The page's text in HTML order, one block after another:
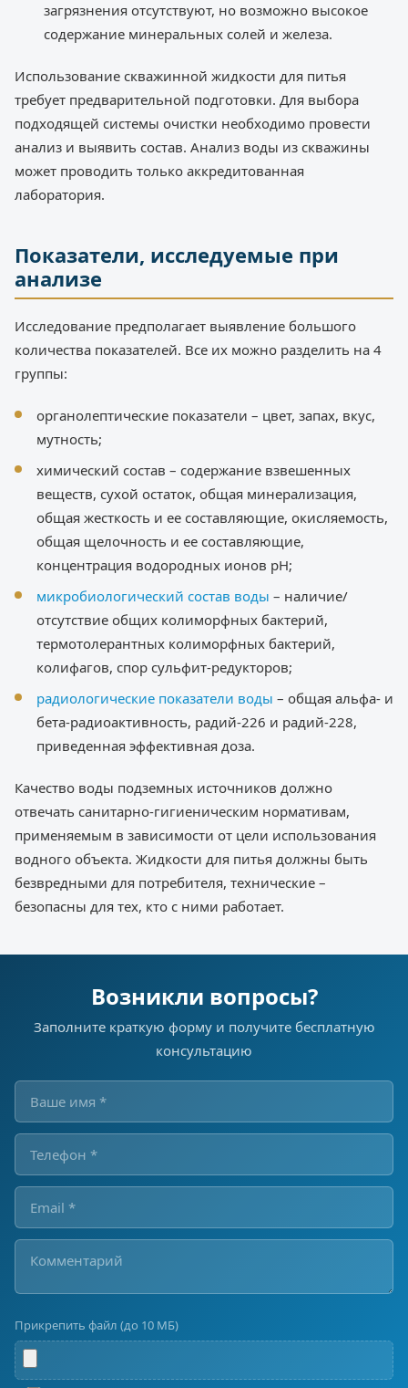
загрязнения отсутствуют, но возможно высокое
содержание минеральных солей и железа.
Использование скважинной жидкости для питья
требует предварительной подготовки. Для выбора
подходящей системы очистки необходимо провести
анализ и выявить состав. Анализ воды из скважины
может проводить только аккредитованная
лаборатория.
Показатели, исследуемые при
анализе
Исследование предполагает выявление большого
количества показателей. Все их можно разделить на 4
группы:
органолептические показатели – цвет, запах, вкус,
мутность;
химический состав – содержание взвешенных
веществ, сухой остаток, общая минерализация,
общая жесткость и ее составляющие, окисляемость,
общая щелочность и ее составляющие,
концентрация водородных ионов pH;
микробиологический состав воды – наличие/
отсутствие общих колиморфных бактерий,
термотолерантных колиморфных бактерий,
колифагов, спор сульфит-редукторов;
радиологические показатели воды – общая альфа- и
бета-радиоактивность, радий-226 и радий-228,
приведенная эффективная доза.
Качество воды подземных источников должно
отвечать санитарно-гигиеническим нормативам,
применяемым в зависимости от цели использования
водного объекта. Жидкости для питья должны быть
безвредными для потребителя, технические –
безопасны для тех, кто с ними работает.
Возникли вопросы?
Заполните краткую форму и получите бесплатную
консультацию
Прикрепить файл (до 10 МБ)